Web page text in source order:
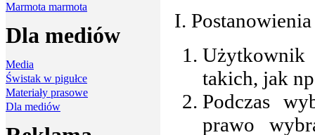
Marmota marmota
Dla mediów
Media
Świstak w pigułce
Materiały prasowe
Dla mediów
I.
Użytkownik
takich, jak
Podczas
prawo